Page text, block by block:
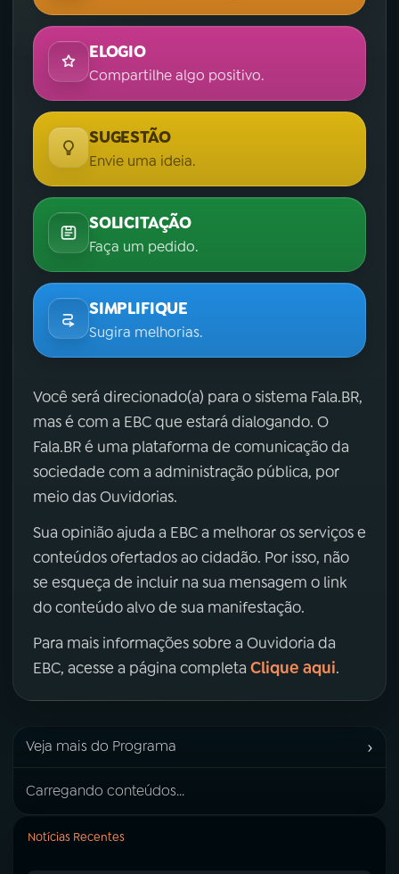
ELOGIO
Compartilhe algo positivo.
SUGESTÃO
Envie uma ideia.
SOLICITAÇÃO
Faça um pedido.
SIMPLIFIQUE
Sugira melhorias.
Você será direcionado(a) para o sistema Fala.BR,
mas é com a EBC que estará dialogando. O
Fala.BR é uma plataforma de comunicação da
sociedade com a administração pública, por
meio das Ouvidorias.
Sua opinião ajuda a EBC a melhorar os serviços e
conteúdos ofertados ao cidadão. Por isso, não
se esqueça de incluir na sua mensagem o link
do conteúdo alvo de sua manifestação.
Para mais informações sobre a Ouvidoria da
EBC, acesse a página completa Clique aqui.
Veja mais do Programa ›
Carregando conteúdos...
Notícias Recentes